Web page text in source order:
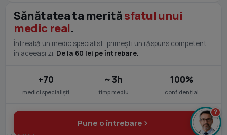
Sănătatea ta merităsfatul unui
medic real.
Întreabă un medic specialist, primești un răspuns competent
în aceeași zi. De la 60 lei pe întrebare.
+70
medici specialiști
~ 3h
timp mediu
100%
confidențial
Pune o întrebare
?